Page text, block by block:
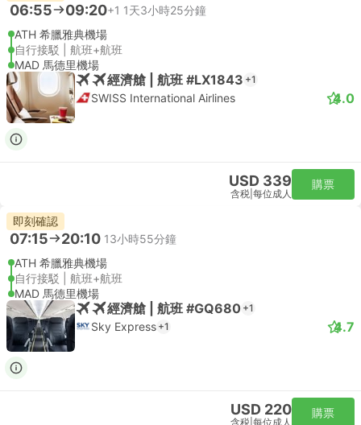
06:55 09:20+1 1天3小時25分鐘
ATH 希臘雅典機場
自行接駁 | 航班+航班
MAD 馬德里機場
經濟艙 | 航班 #LX1843 +1
SWISS International Airlines 4.0
USD 339
含税 每位成人
購票
即刻確認
07:15 20:10 13小時55分鐘
ATH 希臘雅典機場
自行接駁 | 航班+航班
MAD 馬德里機場
經濟艙 | 航班 #GQ680 +1
Sky Express +1 4.7
USD 220
含税 每位成人
購票